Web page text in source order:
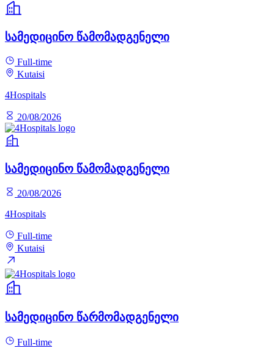
სამედიცინო წამომადგენელი
Full-time
Kutaisi
4Hospitals
20/08/2026
სამედიცინო წამომადგენელი
20/08/2026
4Hospitals
Full-time
Kutaisi
სამედიცინო წარმომადგენელი
Full-time